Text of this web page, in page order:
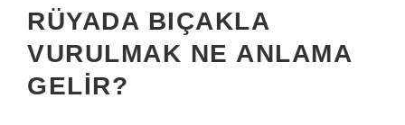
RÜYADA BIÇAKLA
VURULMAK NE ANLAMA
GELIR?